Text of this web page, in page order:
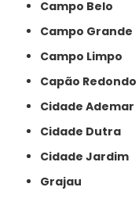
Campo Belo
Campo Grande
Campo Limpo
Capão Redondo
Cidade Ademar
Cidade Dutra
Cidade Jardim
Grajau